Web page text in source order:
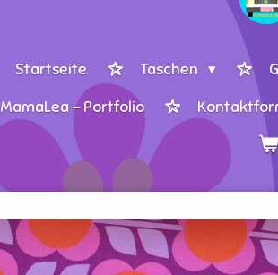
Startseite Taschen
MamaLea - Portfolio